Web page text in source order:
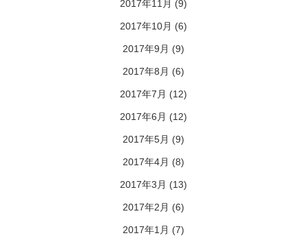
2017年11月 (9)
2017年10月 (6)
2017年9月 (9)
2017年8月 (6)
2017年7月 (12)
2017年6月 (12)
2017年5月 (9)
2017年4月 (8)
2017年3月 (13)
2017年2月 (6)
2017年1月 (7)